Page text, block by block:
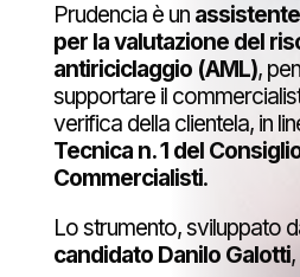
Prudencia è un
per la valutazione del
antiriciclaggio (AML),
supportare il
verifica della clientela, in
Tecnica n. 1 del
Commercialisti.
Lo strumento, sviluppato
candidato Danilo Galotti